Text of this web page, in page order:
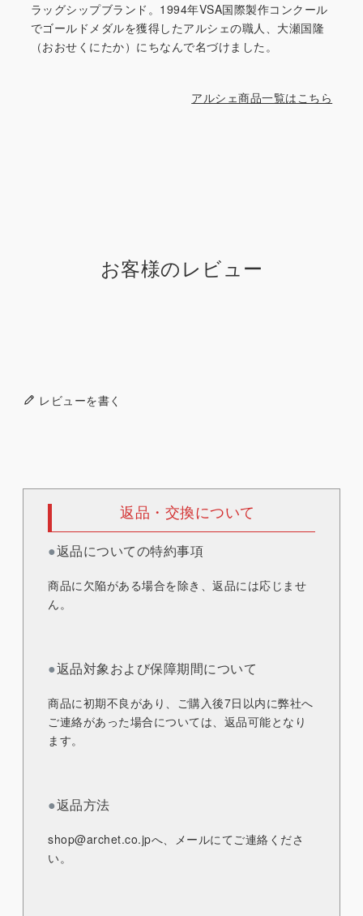
ラッグシップブランド。1994年VSA国際製作コンクール
でゴールドメダルを獲得したアルシェの職人、大瀬国隆
（おおせくにたか）にちなんで名づけました。
アルシェ商品一覧はこちら
お客様のレビュー
レビューを書く
返品・交換について
●返品についての特約事項
商品に欠陥がある場合を除き、返品には応じませ
ん。
●返品対象および保障期間について
商品に初期不良があり、ご購入後7日以内に弊社へ
ご連絡があった場合については、返品可能となり
ます。
●返品方法
shop@archet.co.jpへ、メールにてご連絡くださ
い。